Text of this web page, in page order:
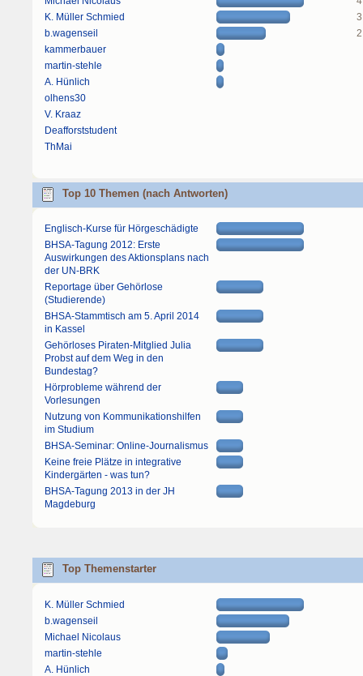
K. Müller Schmied
b.wagenseil
kammerbauer
martin-stehle
A. Hünlich
olhens30
V. Kraaz
Deafforststudent
ThMai
Top 10 Themen (nach Antworten)
Englisch-Kurse für Hörgeschädigte
BHSA-Tagung 2012: Erste
Auswirkungen des Aktionsplans nach
der UN-BRK
Reportage über Gehörlose
(Studierende)
BHSA-Stammtisch am 5. April 2014
in Kassel
Gehörloses Piraten-Mitglied Julia
Probst auf dem Weg in den
Bundestag?
Hörprobleme während der
Vorlesungen
Nutzung von Kommunikationshilfen
im Studium
BHSA-Seminar: Online-Journalismus
Keine freie Plätze in integrative
Kindergärten - was tun?
BHSA-Tagung 2013 in der JH
Magdeburg
Top Themenstarter
K. Müller Schmied
b.wagenseil
Michael Nicolaus
martin-stehle
A. Hünlich